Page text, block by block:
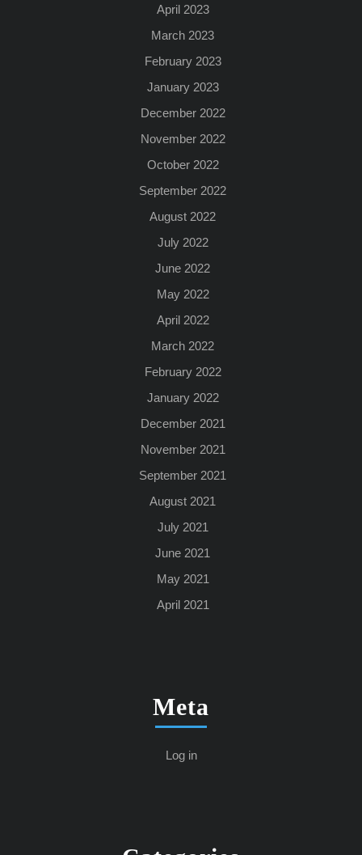
April 2023
March 2023
February 2023
January 2023
December 2022
November 2022
October 2022
September 2022
August 2022
July 2022
June 2022
May 2022
April 2022
March 2022
February 2022
January 2022
December 2021
November 2021
September 2021
August 2021
July 2021
June 2021
May 2021
April 2021
Meta
Log in